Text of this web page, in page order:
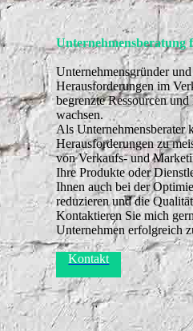
Unternehmensgründer
Herausforderungen im
begrenzte Ressourcen
wachsen.
Als Unternehmensberater
Herausforderungen zu
von Verkaufs- und
Ihre Produkte oder
Ihnen auch bei der
reduzieren und die
Kontaktieren Sie mich
Unternehmen erfolgreich
Kontakt